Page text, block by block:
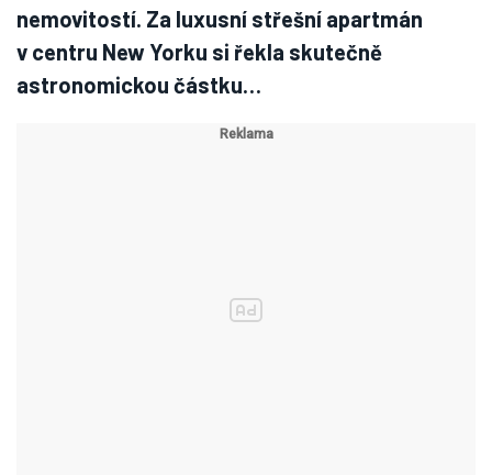
nemovitostí. Za luxusní střešní apartmán
v centru New Yorku si řekla skutečně
astronomickou částku…